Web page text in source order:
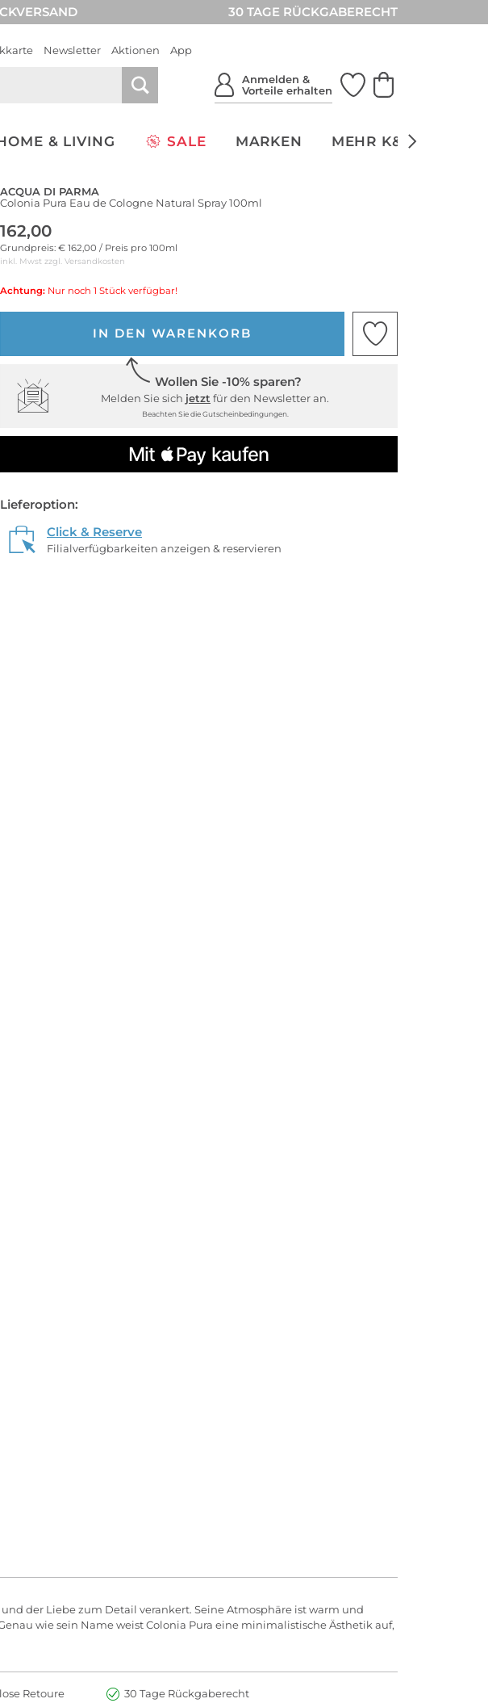
30 TAGE RÜCKGABERECHT
Newsletter Aktionen App
Anmelden &
Vorteile erhalten
& LIVING SALE MARKEN MEHR K&Ö
ACQUA DI PARMA
Colonia Pura Eau de Cologne Natural Spray 100ml
162,00
Grundpreis: € 162,00 / Preis pro 100ml
inkl. Mwst zzgl. Versandkosten
Achtung: Nur noch 1 Stück verfügbar!
IN DEN WARENKORB
Wollen Sie -10% sparen?
Melden Sie sich jetzt für den Newsletter an.
Beachten Sie die Gutscheinbedingungen.
Lieferoption:
Click & Reserve
Filialverfügbarkeiten anzeigen & reservieren
der Liebe zum Detail verankert. Seine Atmosphäre ist warm und
wie sein Name weist Colonia Pura eine minimalistische Ästhetik auf,
Retoure 30 Tage Rückgaberecht